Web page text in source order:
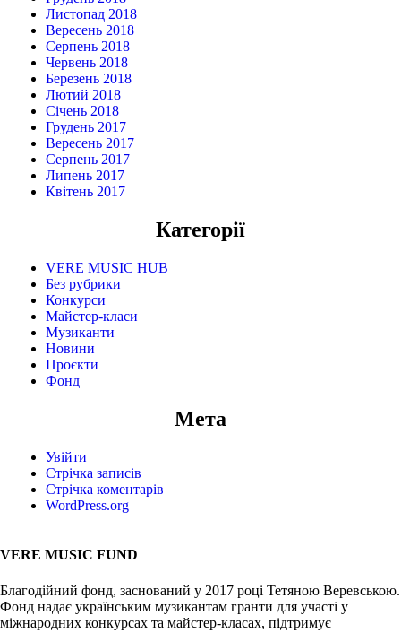
Листопад 2018
Вересень 2018
Серпень 2018
Червень 2018
Березень 2018
Лютий 2018
Січень 2018
Грудень 2017
Вересень 2017
Серпень 2017
Липень 2017
Квітень 2017
Категорії
VERE MUSIC HUB
Без рубрики
Конкурси
Майстер-класи
Музиканти
Новини
Проєкти
Фонд
Мета
Увійти
Стрічка записів
Стрічка коментарів
WordPress.org
VERE MUSIC FUND
Благодійний фонд, заснований у 2017 році Тетяною Веревською.
Фонд надає українським музикантам гранти для участі у
міжнародних конкурсах та майстер-класах, підтримує